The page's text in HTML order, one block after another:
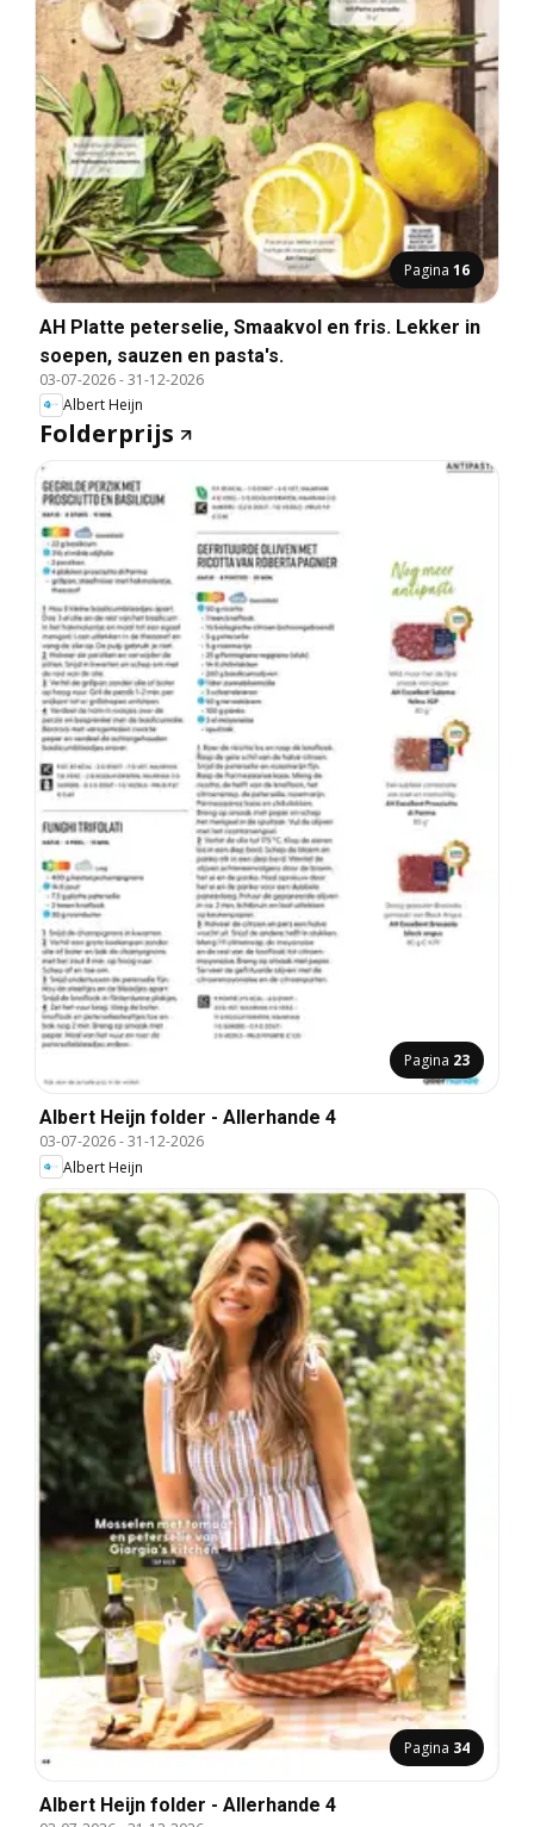
Pagina 16
AH Platte peterselie, Smaakvol en fris. Lekker in
soepen, sauzen en pasta's.
03-07-2026-31-12-2026
Albert Heijn
Folderprijs
Pagina 23
Albert Heijn folder - Allerhande 4
03-07-2026-31-12-2026
Albert Heijn
Pagina 34
Albert Heijn folder - Allerhande 4